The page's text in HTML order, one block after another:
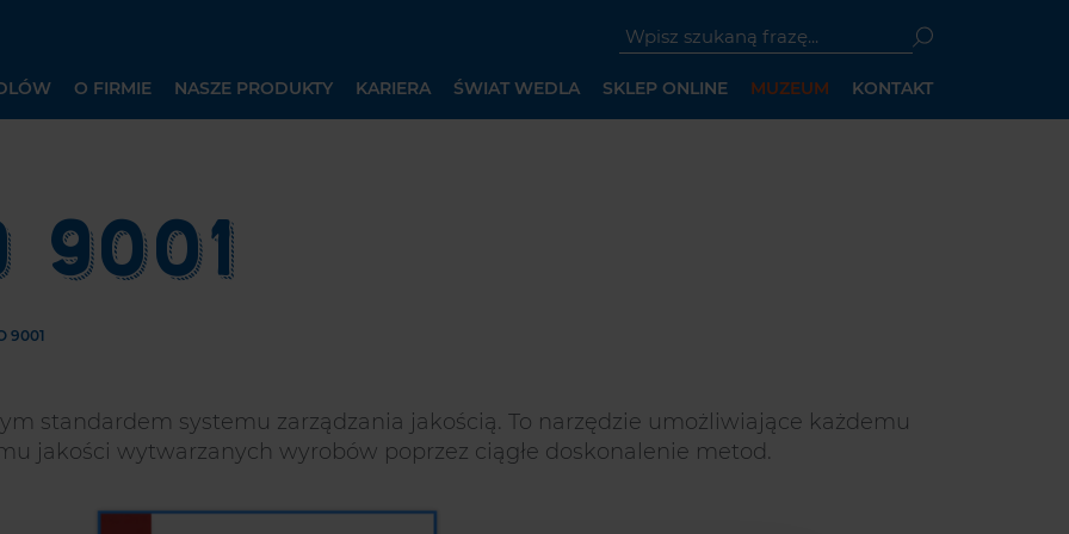
"Wpisz
szukaną
frazę"
O FIRMIE NASZE PRODUKTY KARIERA ŚWIAT WEDLA SKLEP ONLINE MUZEUM KONTAKT
9001
9001
standardem systemu zarządzania jakością. To narzędzie umożliwiające każdemu
jakości wytwarzanych wyrobów poprzez ciągłe doskonalenie metod.